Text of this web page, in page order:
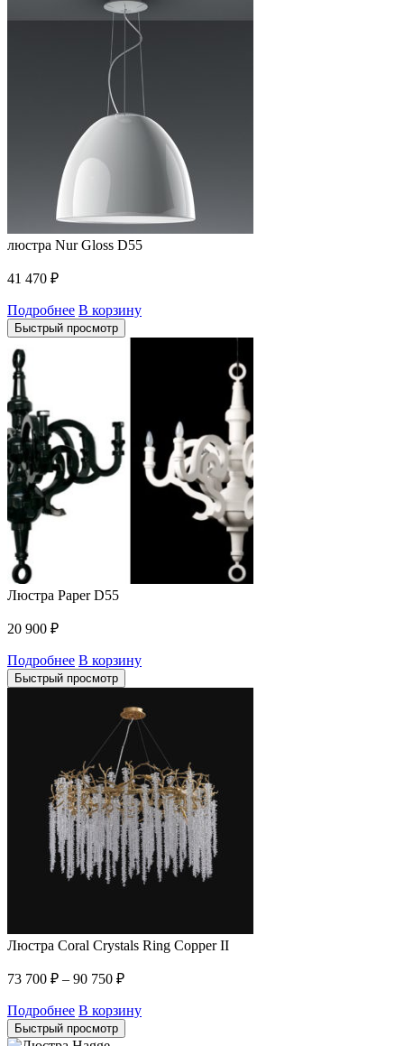
люстра Nur Gloss D55
41 470 ₽
Подробнее В корзину
Быстрый просмотр
Люстра Paper D55
20 900 ₽
Подробнее В корзину
Быстрый просмотр
Люстра Coral Crystals Ring Copper II
73 700 ₽ – 90 750 ₽
Подробнее В корзину
Быстрый просмотр